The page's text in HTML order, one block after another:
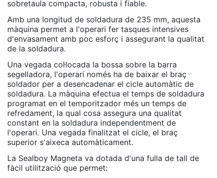
sobretaula compacta, robusta i fiable.
Amb una longitud de soldadura de 235 mm, aquesta
màquina permet a l'operari fer tasques intensives
d'envasament amb poc esforç i assegurant la qualitat
de la soldadura.
Una vegada col·locada la bossa sobre la barra
segelladora, l'operari només ha de baixar el braç
soldador per a desencadenar el cicle automàtic de
soldadura. La màquina efectua el temps de soldadura
programat en el temporitzador més un temps de
refredament, la qual cosa assegura una qualitat
constant en la soldadura independentment de
l'operari. Una vegada finalitzat el cicle, el braç
superior s'aixeca automàticament.
La Sealboy Magneta va dotada d'una fulla de tall de
fàcil utilització que permet: